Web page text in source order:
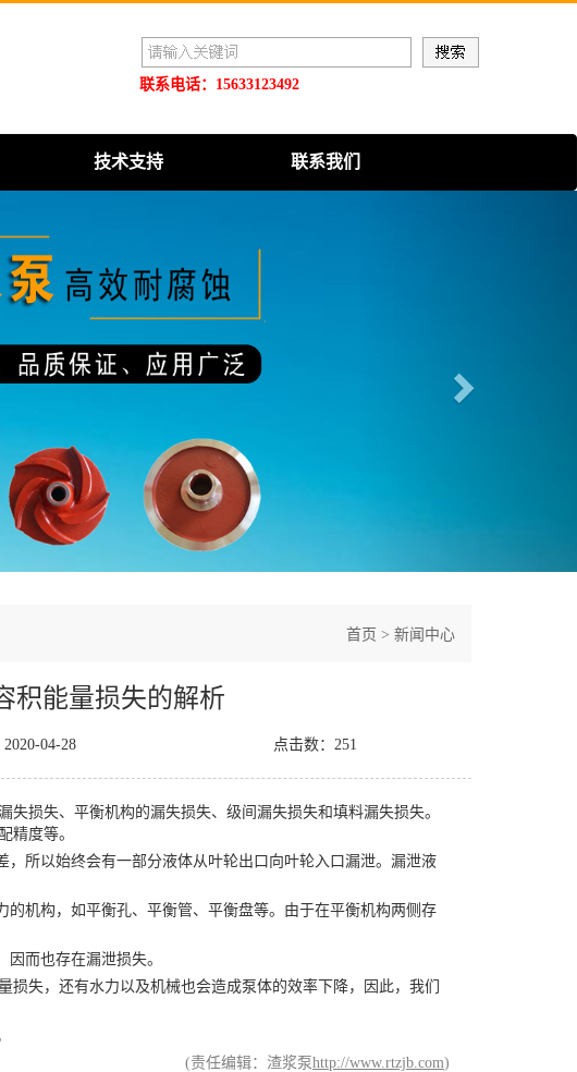
联系电话：15633123492
技术支持 联系我们
首页 > 新闻中心
积能量损失的解析
04-28 点击数： 251
损失、平衡机构的漏失损失、级间漏失损失和填料漏失损失。
精度等。
所以始终会有一部分液体从叶轮出口向叶轮入口漏泄。漏泄液
机构，如平衡孔、平衡管、平衡盘等。由于在平衡机构两侧存
而也存在漏泄损失。
损失，还有水力以及机械也会造成泵体的效率下降，因此，我们
(责任编辑：渣浆泵http://www.rtzjb.com)